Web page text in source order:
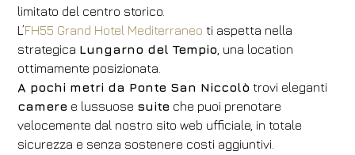
limitato del centro storico.
L’FH55 Grand Hotel Mediterraneo ti aspetta nella
strategica Lungarno del Tempio , una location
ottimamente posizionata.
A pochi metri da Ponte San Niccolò trovi eleganti
camere e lussuose suite che puoi prenotare
velocemente dal nostro sito web ufficiale, in totale
sicurezza e senza sostenere costi aggiuntivi.